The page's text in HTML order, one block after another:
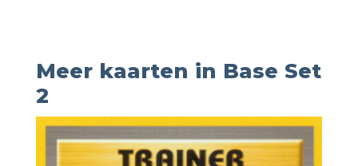
Meer kaarten in Base Set
2